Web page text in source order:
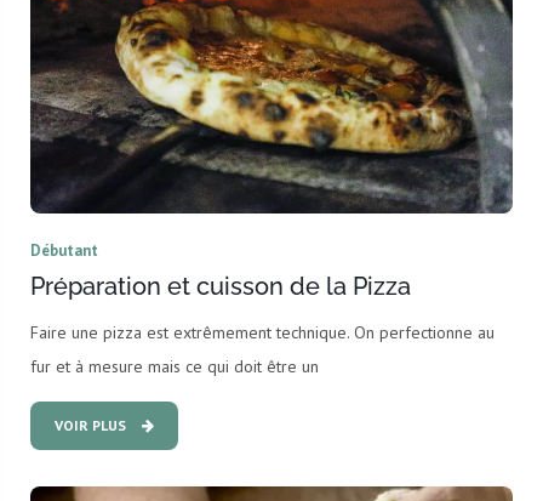
Débutant
Préparation et cuisson de la Pizza
Faire une pizza est extrêmement technique. On perfectionne au
fur et à mesure mais ce qui doit être un
VOIR PLUS